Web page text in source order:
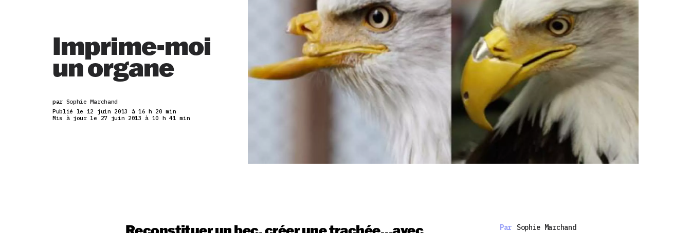
Imprime-moi
un organe
par Sophie Marchand
Publié le 12 juin 2013 à 16 h 20 min
Mis à jour le 27 juin 2013 à 10 h 41 min
Par Sophie Marchand